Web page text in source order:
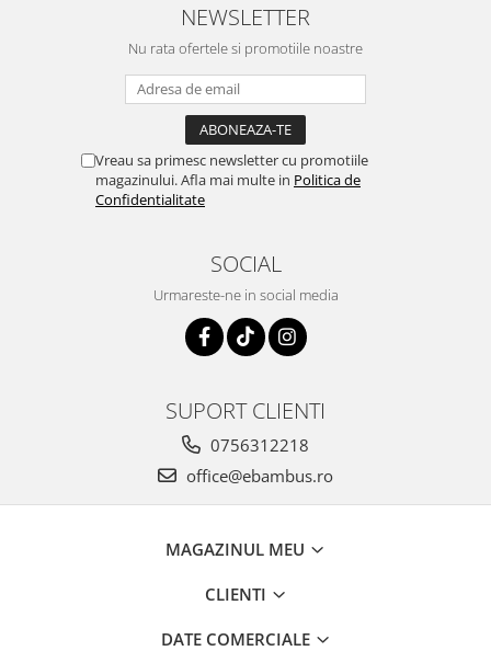
NEWSLETTER
Nu rata ofertele si promotiile noastre
Vreau sa primesc newsletter cu promotiile
magazinului. Afla mai multe in Politica de
Confidentialitate
SOCIAL
Urmareste-ne in social media
SUPORT CLIENTI
0756312218
office@ebambus.ro
MAGAZINUL MEU
CLIENTI
DATE COMERCIALE